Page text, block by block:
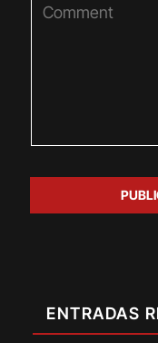
ENTRADAS